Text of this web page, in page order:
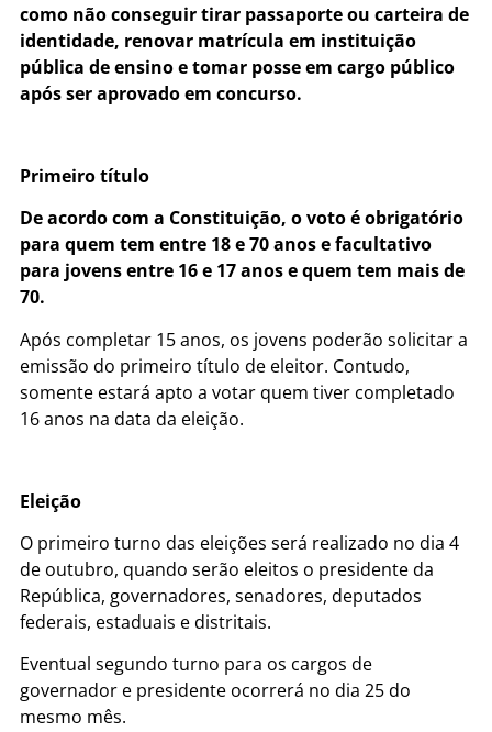
como não conseguir tirar passaporte ou carteira de
identidade, renovar matrícula em instituição
pública de ensino e tomar posse em cargo público
após ser aprovado em concurso.
Primeiro título
De acordo com a Constituição, o voto é obrigatório
para quem tem entre 18 e 70 anos e facultativo
para jovens entre 16 e 17 anos e quem tem mais de
70.
Após completar 15 anos, os jovens poderão solicitar a
emissão do primeiro título de eleitor. Contudo,
somente estará apto a votar quem tiver completado
16 anos na data da eleição.
Eleição
O primeiro turno das eleições será realizado no dia 4
de outubro, quando serão eleitos o presidente da
República, governadores, senadores, deputados
federais, estaduais e distritais.
Eventual segundo turno para os cargos de
governador e presidente ocorrerá no dia 25 do
mesmo mês.